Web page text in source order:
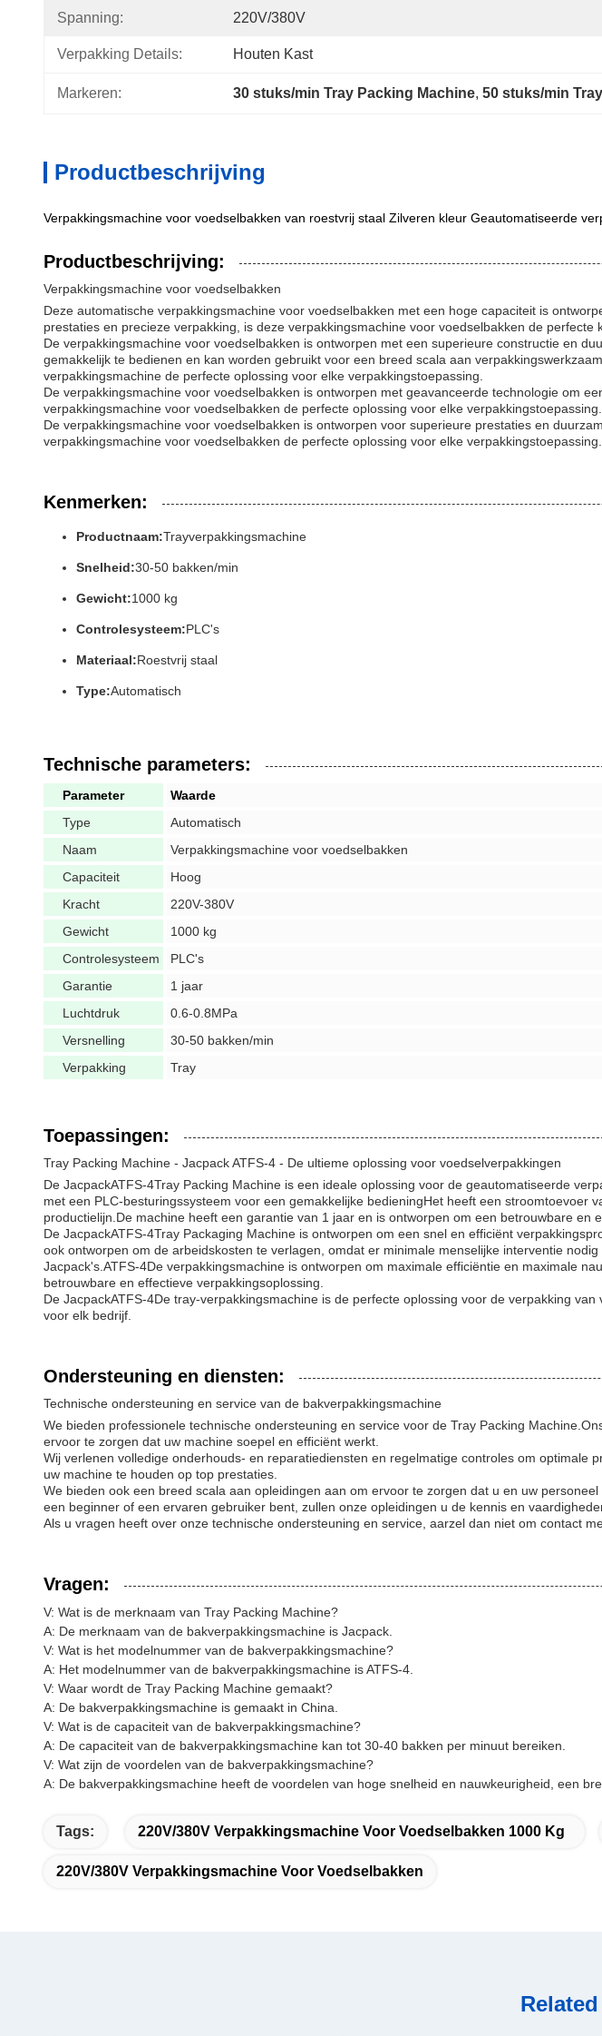
Spanning: 220V/380V
Verpakking Details: Houten Kast
Markeren: 30 stuks/min Tray Packing Machine, 50 stuks/min
Productbeschrijving
Verpakkingsmachine voor voedselbakken van roestvrij staal Zilveren kleur Geautomatiseerde
Productbeschrijving:
Verpakkingsmachine voor voedselbakken
Deze automatische verpakkingsmachine voor voedselbakken met een hoge capaciteit is
prestaties en precieze verpakking, is deze verpakkingsmachine voor voedselbakken de
De verpakkingsmachine voor voedselbakken is ontworpen met een superieure constructie en
gemakkelijk te bedienen en kan worden gebruikt voor een breed scala aan
verpakkingsmachine de perfecte oplossing voor elke verpakkingstoepassing.
De verpakkingsmachine voor voedselbakken is ontworpen met geavanceerde technologie om
verpakkingsmachine voor voedselbakken de perfecte oplossing voor elke verpakkingstoepassing.
De verpakkingsmachine voor voedselbakken is ontworpen voor superieure prestaties en
verpakkingsmachine voor voedselbakken de perfecte oplossing voor elke verpakkingstoepassing.
Kenmerken:
Productnaam:Trayverpakkingsmachine
Snelheid:30-50 bakken/min
Gewicht:1000 kg
Controlesysteem:PLC's
Materiaal:Roestvrij staal
Type:Automatisch
Technische parameters:
Parameter
Waarde
Type
Automatisch
Naam
Verpakkingsmachine voor voedselbakken
Capaciteit
Hoog
Kracht
220V-380V
Gewicht
1000 kg
Controlesysteem
PLC's
Garantie
1 jaar
Luchtdruk
0.6-0.8MPa
Versnelling
30-50 bakken/min
Verpakking
Tray
Toepassingen:
Tray Packing Machine - Jacpack ATFS-4 - De ultieme oplossing voor voedselverpakkingen
De JacpackATFS-4Tray Packing Machine is een ideale oplossing voor de geautomatiseerde
met een PLC-besturingssysteem voor een gemakkelijke bedieningHet heeft een
productielijn.De machine heeft een garantie van 1 jaar en is ontworpen om een betrouwbare en
De JacpackATFS-4Tray Packaging Machine is ontworpen om een snel en efficiënt
ook ontworpen om de arbeidskosten te verlagen, omdat er minimale menselijke interventie nodig
Jacpack's. ATFS-4De verpakkingsmachine is ontworpen om maximale efficiëntie en maximale
betrouwbare en effectieve verpakkingsoplossing.
De JacpackATFS-4De tray-verpakkingsmachine is de perfecte oplossing voor de verpakking
voor elk bedrijf.
Ondersteuning en diensten:
Technische ondersteuning en service van de bakverpakkingsmachine
We bieden professionele technische ondersteuning en service voor de Tray Packing
ervoor te zorgen dat uw machine soepel en efficiënt werkt.
Wij verlenen volledige onderhouds- en reparatiediensten en regelmatige controles om
uw machine te houden op top prestaties.
We bieden ook een breed scala aan opleidingen aan om ervoor te zorgen dat u en uw
een beginner of een ervaren gebruiker bent, zullen onze opleidingen u de kennis en
Als u vragen heeft over onze technische ondersteuning en service, aarzel dan niet om contact
Vragen:
V: Wat is de merknaam van Tray Packing Machine?
A: De merknaam van de bakverpakkingsmachine is Jacpack.
V: Wat is het modelnummer van de bakverpakkingsmachine?
A: Het modelnummer van de bakverpakkingsmachine is ATFS-4.
V: Waar wordt de Tray Packing Machine gemaakt?
A: De bakverpakkingsmachine is gemaakt in China.
V: Wat is de capaciteit van de bakverpakkingsmachine?
A: De capaciteit van de bakverpakkingsmachine kan tot 30-40 bakken per minuut bereiken.
V: Wat zijn de voordelen van de bakverpakkingsmachine?
A: De bakverpakkingsmachine heeft de voordelen van hoge snelheid en nauwkeurigheid, een
Tags: 220V/380V Verpakkingsmachine Voor Voedselbakken 1000 Kg
220V/380V Verpakkingsmachine Voor Voedselbakken